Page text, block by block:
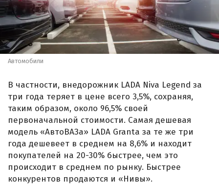
Автомобили
В частности, внедорожник LADA Niva Legend за
три года теряет в цене всего 3,5%, сохраняя,
таким образом, около 96,5% своей
первоначальной стоимости. Самая дешевая
модель «АвтоВАЗа» LADA Granta за те же три
года дешевеет в среднем на 8,6% и находит
покупателей на 20-30% быстрее, чем это
происходит в среднем по рынку. Быстрее
конкурентов продаются и «Нивы».